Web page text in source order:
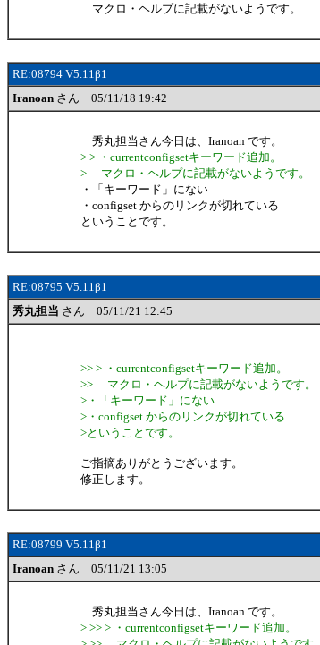
マクロ・ヘルプに記載がないようです。
RE:08794 V5.11β1
Iranoan さん 05/11/18 19:42
秀丸担当さん今日は、Iranoan です。
> > ・currentconfigsetキーワード追加。
> マクロ・ヘルプに記載がないようです。
・「キーワード」にない
・configset からのリンクが切れている
ということです。
RE:08795 V5.11β1
秀丸担当 さん 05/11/21 12:45
>> > ・currentconfigsetキーワード追加。
>> マクロ・ヘルプに記載がないようです。
>・「キーワード」にない
>・configset からのリンクが切れている
>ということです。
ご指摘ありがとうございます。
修正します。
RE:08799 V5.11β1
Iranoan さん 05/11/21 13:05
秀丸担当さん今日は、Iranoan です。
> >> > ・currentconfigsetキーワード追加。